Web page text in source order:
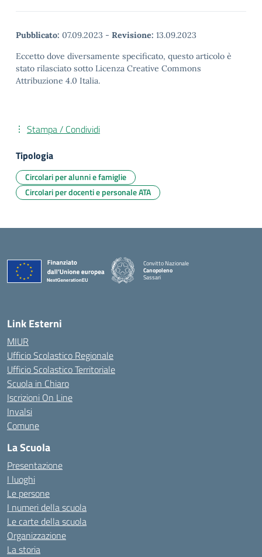
Pubblicato: 07.09.2023 - Revisione: 13.09.2023
Eccetto dove diversamente specificato, questo articolo è
stato rilasciato sotto Licenza Creative Commons
Attribuzione 4.0 Italia.
Stampa / Condividi
Tipologia
Circolari per alunni e famiglie
Circolari per docenti e personale ATA
Convitto Nazionale
Canopoleno
Sassari
Link Esterni
MIUR
Ufficio Scolastico Regionale
Ufficio Scolastico Territoriale
Scuola in Chiaro
Iscrizioni On Line
Invalsi
Comune
La Scuola
Presentazione
I luoghi
Le persone
I numeri della scuola
Le carte della scuola
Organizzazione
La storia